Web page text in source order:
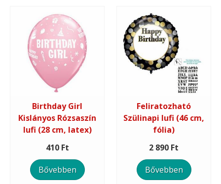
Birthday Girl
Kislányos Rózsaszín
lufi (28 cm, latex)
410 Ft
Bővebben
Feliratozható
Szülinapi lufi (46 cm,
fólia)
2 890 Ft
Bővebben